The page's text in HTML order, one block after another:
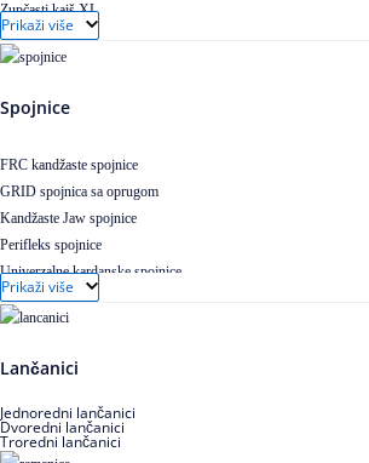
Zupčasti kaiš XL
Zupčasti STD kaiš
Uskoprofilno klinasto remenje
Uskoprofilno klinasto remenje XP extra power
Prikaži više
Spojnice
FRC kandžaste spojnice
GRID spojnica sa oprugom
Kandžaste Jaw spojnice
Perifleks spojnice
Univerzalne kardanske spojnice
Zupčaste spojnice
Prikaži više
Lančanici
Jednoredni lančanici
Dvoredni lančanici
Troredni lančanici